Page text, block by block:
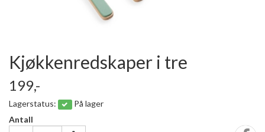
Kjøkkenredskaper i tre
199,-
Lagerstatus:
På lager
Antall